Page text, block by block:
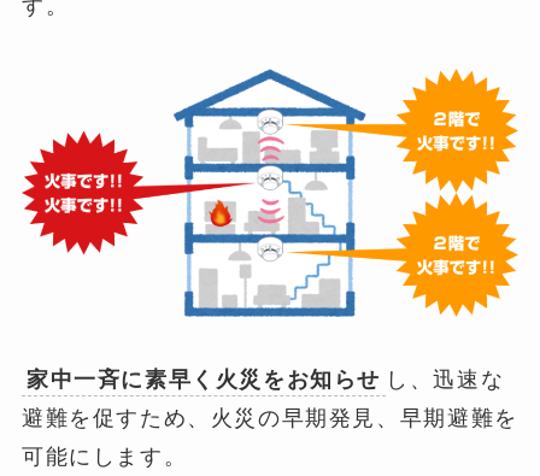
す。
家中一斉に素早く火災をお知らせ し、迅速な
避難を促すため、火災の早期発見、早期避難を
可能にします。